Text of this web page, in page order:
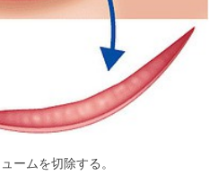
ームを切除する。